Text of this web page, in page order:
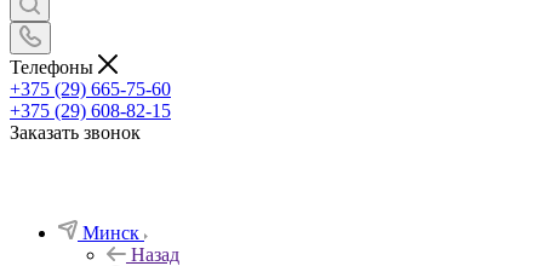
Телефоны
+375 (29) 665-75-60
+375 (29) 608-82-15
Заказать звонок
Минск
Назад